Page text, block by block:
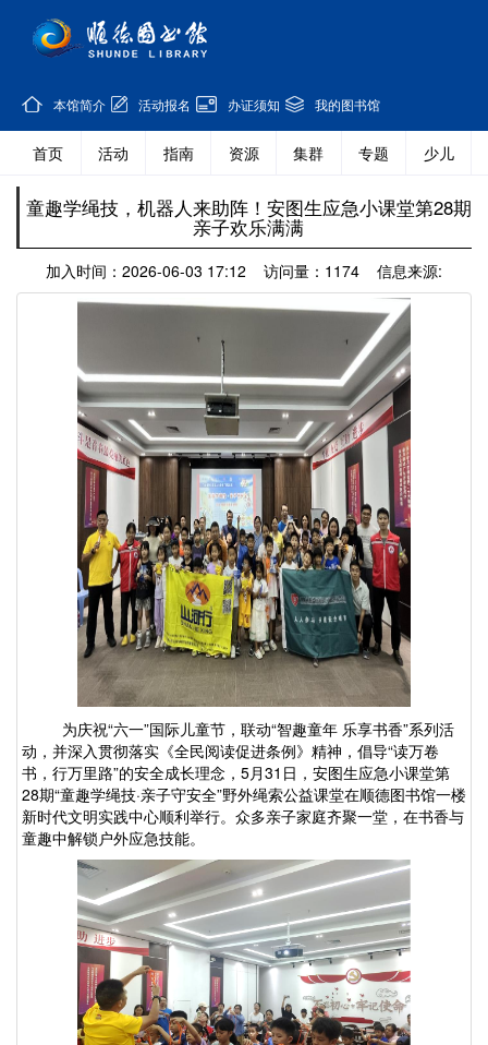
本馆简介 活动报名 办证须知 我的图书馆
首页 活动 指南 资源 集群 专题 少儿
童趣学绳技，机器人来助阵！安图生应急小课堂第28期
亲子欢乐满满
加入时间：2026-06-03 17:12 访问量：1174 信息来源:
为庆祝“六一”国际儿童节，联动“智趣童年 乐享书香”系列活
动，并深入贯彻落实《全民阅读促进条例》精神，倡导“读万卷
书，行万里路”的安全成长理念，5月31日，安图生应急小课堂第
28期“童趣学绳技·亲子守安全”野外绳索公益课堂在顺德图书馆一楼
新时代文明实践中心顺利举行。众多亲子家庭齐聚一堂，在书香与
童趣中解锁户外应急技能。